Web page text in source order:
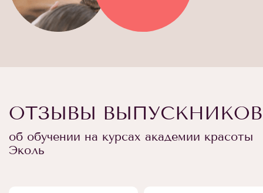
ОТЗЫВЫ ВЫПУСКНИКОВ
об обучении на курсах академии красоты
Эколь